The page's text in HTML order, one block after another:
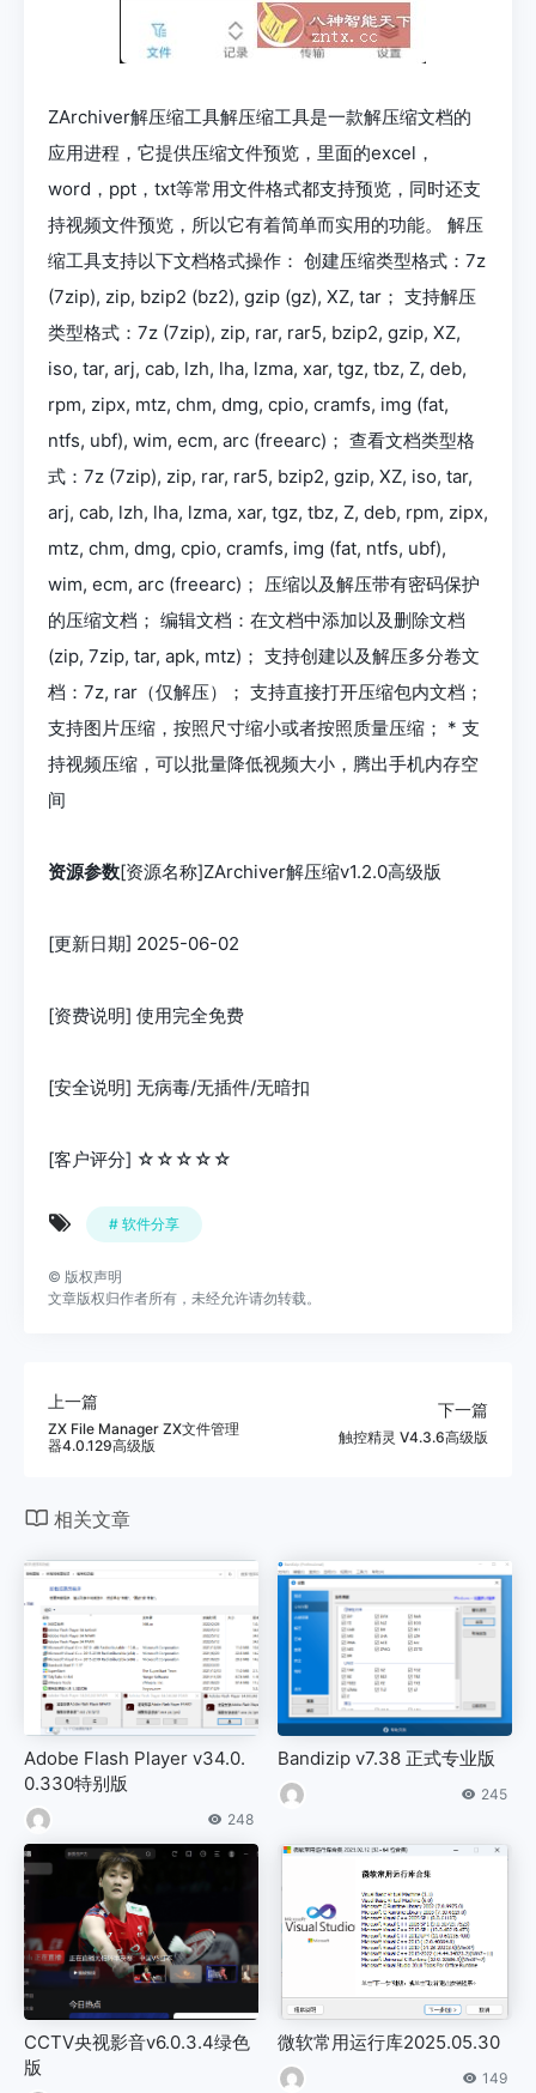
ZArchiver解压缩工具解压缩工具是一款解压缩文档的
应用进程，它提供压缩文件预览，里面的excel，
word，ppt，txt等常用文件格式都支持预览，同时还支
持视频文件预览，所以它有着简单而实用的功能。 解压
缩工具支持以下文档格式操作： 创建压缩类型格式：7z
(7zip), zip, bzip2 (bz2), gzip (gz), XZ, tar； 支持解压
类型格式：7z (7zip), zip, rar, rar5, bzip2, gzip, XZ,
iso, tar, arj, cab, lzh, lha, lzma, xar, tgz, tbz, Z, deb,
rpm, zipx, mtz, chm, dmg, cpio, cramfs, img (fat,
ntfs, ubf), wim, ecm, arc (freearc)； 查看文档类型格
式：7z (7zip), zip, rar, rar5, bzip2, gzip, XZ, iso, tar,
arj, cab, lzh, lha, lzma, xar, tgz, tbz, Z, deb, rpm, zipx,
mtz, chm, dmg, cpio, cramfs, img (fat, ntfs, ubf),
wim, ecm, arc (freearc)； 压缩以及解压带有密码保护
的压缩文档； 编辑文档：在文档中添加以及删除文档
(zip, 7zip, tar, apk, mtz)； 支持创建以及解压多分卷文
档：7z, rar（仅解压）； 支持直接打开压缩包内文档；
支持图片压缩，按照尺寸缩小或者按照质量压缩； * 支
持视频压缩，可以批量降低视频大小，腾出手机内存空
间
资源参数[资源名称]ZArchiver解压缩v1.2.0高级版
[更新日期] 2025-06-02
[资费说明] 使用完全免费
[安全说明] 无病毒/无插件/无暗扣
[客户评分] ☆☆☆☆☆
# 软件分享
© 版权声明
文章版权归作者所有，未经允许请勿转载。
上一篇
ZX File Manager ZX文件管理
器4.0.129高级版
下一篇
触控精灵 V4.3.6高级版
相关文章
Adobe Flash Player v34.0.
0.330特别版
248
Bandizip v7.38 正式专业版
245
CCTV央视影音v6.0.3.4绿色
版
微软常用运行库2025.05.30
149